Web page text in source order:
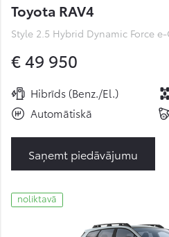
Toyota RAV4
Style 2.5 Hybrid Dynamic Force
€ 49 950
Hibrīds (Benz./El.)
Automātiskā
Saņemt piedāvājumu
noliktavā